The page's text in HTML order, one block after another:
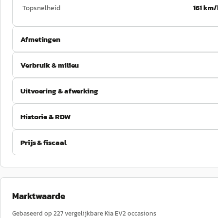
Topsnelheid
161
Afmetingen
Verbruik & milieu
Uitvoering & afwerking
Historie & RDW
Prijs & fiscaal
Marktwaarde
Gebaseerd op 227vergelijkbareKiaEV2 occasions